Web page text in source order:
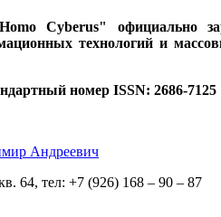
Cyberus"
технологий и
номер ISSN: 2686-7125
Андреевич
64, тел: +7 (926) 168 – 90 – 87